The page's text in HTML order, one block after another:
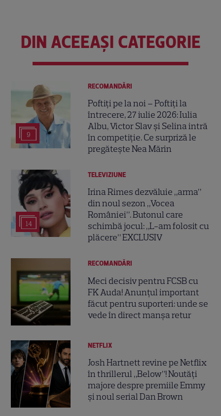
DIN ACEEAȘI CATEGORIE
9
RECOMANDĂRI
Poftiți pe la noi – Poftiți la
întrecere, 27 iulie 2026: Iulia
Albu, Victor Slav și Selina intră
în competiție. Ce surpriză le
pregătește Nea Mărin
14
TELEVIZIUNE
Irina Rimes dezvăluie „arma”
din noul sezon „Vocea
României”. Butonul care
schimbă jocul: „L-am folosit cu
plăcere” EXCLUSIV
RECOMANDĂRI
Meci decisiv pentru FCSB cu
FK Auda! Anunțul important
făcut pentru suporteri: unde se
vede în direct manșa retur
NETFLIX
Josh Hartnett revine pe Netflix
în thrillerul „Below”! Noutăți
majore despre premiile Emmy
și noul serial Dan Brown